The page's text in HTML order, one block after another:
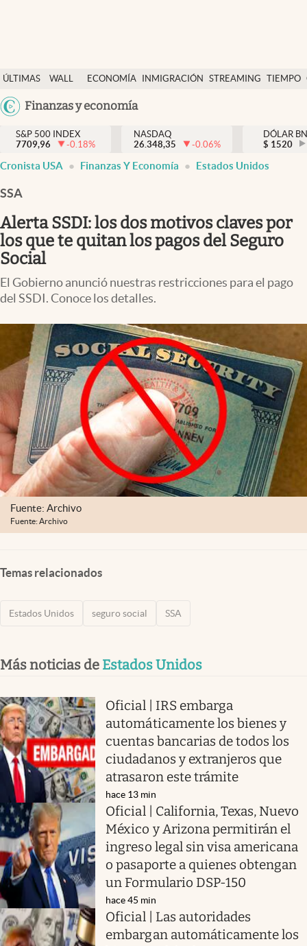
ÚLTIMAS
NOTICIAS
WALL
DÓLAR
ECONOMÍA INMIGRACIÓN STREAMING TIEMPO
México
USA
Finanzas y economía
Finanzas y economía
Wall Street y dólar
Inmigración
Espiritual
Streaming
PC y mobile
USA
S&P 500 INDEX
7709,96
-0.18%
NASDAQ
26.348,35
-0.06%
DÓLAR
$ 1520
Cronista USA Finanzas Y Economía Estados Unidos
SSA
Alerta SSDI: los dos motivos claves por
los que te quitan los pagos del Seguro
Social
El Gobierno anunció nuestras restricciones para el pago
del SSDI. Conoce los detalles.
Fuente: Archivo
Fuente: Archivo
Temas relacionados
Estados Unidos seguro social SSA
Más noticias de Estados Unidos
Oficial | IRS embarga
automáticamente los bienes y
cuentas bancarias de todos los
ciudadanos y extranjeros que
atrasaron este trámite
hace 13 min
Oficial | California, Texas, Nuevo
México y Arizona permitirán el
ingreso legal sin visa americana
o pasaporte a quienes obtengan
un Formulario DSP-150
hace 45 min
Oficial | Las autoridades
embargan automáticamente los